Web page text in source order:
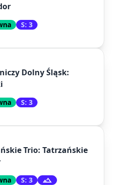
S: 3
Dolny Śląsk:
S: 3
Trio: Tatrzańskie
S: 3